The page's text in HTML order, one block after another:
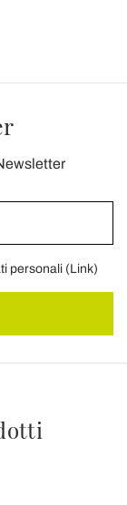
personali (Link)